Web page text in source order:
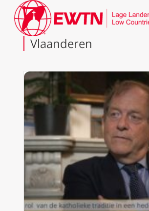
Vlaanderen